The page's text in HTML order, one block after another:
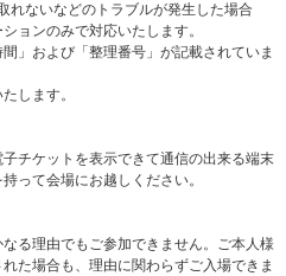
A】【リハーサル観覧抽選対象】【2026
ラッシュプライス盤】【リハーサル観覧
セットはATEEZ JAPAN OFFICIAL FAN
す。
れないなどのトラブルが発生した場合
ョンのみで対応いたします。
」および「整理番号」が記載されていま
します。
チケットを表示できて通信の出来る端末
って会場にお越しください。
る理由でもご参加できません。ご本人様
た場合も、理由に関わらずご入場できま